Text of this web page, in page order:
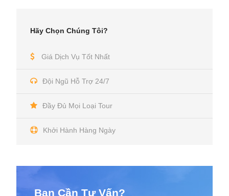
Hãy Chọn Chúng Tôi?
Giá Dịch Vụ Tốt Nhất
Đội Ngũ Hỗ Trợ 24/7
Đầy Đủ Mọi Loại Tour
Khởi Hành Hàng Ngày
Bạn Cần Tư Vấn?